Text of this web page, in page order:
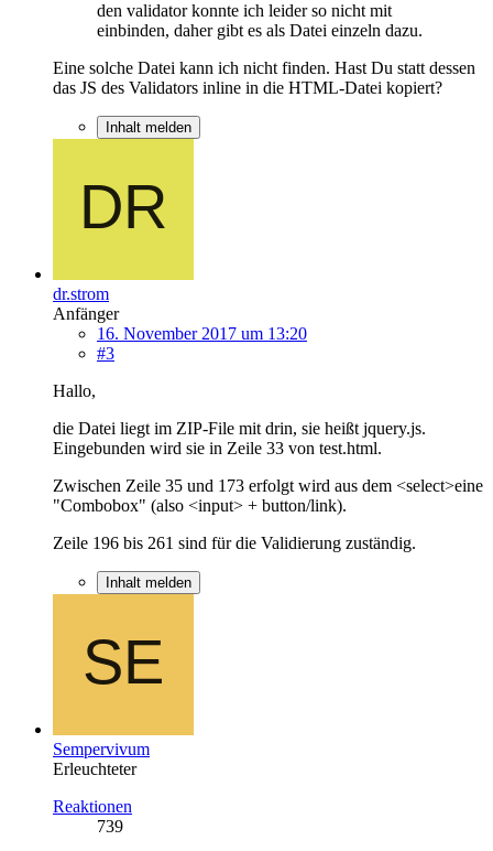
den validator konnte ich leider so nicht mit
einbinden, daher gibt es als Datei einzeln dazu.
Eine solche Datei kann ich nicht finden. Hast Du statt dessen
das JS des Validators inline in die HTML-Datei kopiert?
Inhalt melden
dr.strom
Anfänger
16. November 2017 um 13:20
#3
Hallo,
die Datei liegt im ZIP-File mit drin, sie heißt jquery.js.
Eingebunden wird sie in Zeile 33 von test.html.
Zwischen Zeile 35 und 173 erfolgt wird aus dem <select>eine
"Combobox" (also <input> + button/link).
Zeile 196 bis 261 sind für die Validierung zuständig.
Inhalt melden
Sempervivum
Erleuchteter
Reaktionen
739